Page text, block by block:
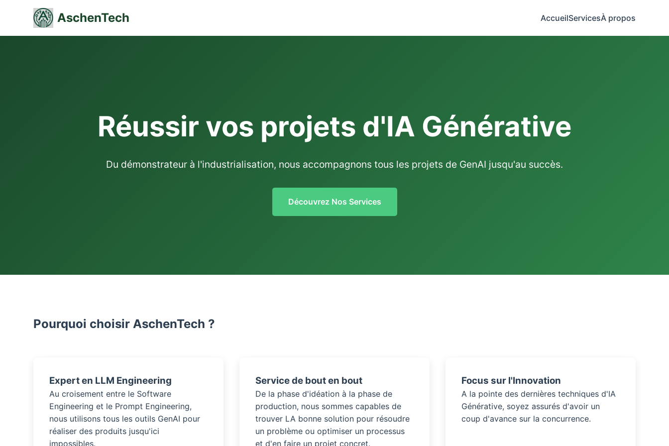
AschenTech AccueilServicesÀ propos
Réussir vos projets d'IA Générative
Du démonstrateur à l'industrialisation, nous accompagnons tous les projets de GenAI jusqu'au succès.
Découvrez Nos Services
Pourquoi choisir AschenTech ?
Expert en LLM Engineering
Au croisement entre le Software
Engineering et le Prompt Engineering,
nous utilisons tous les outils GenAI pour
réaliser des produits jusqu'ici
impossibles.
Service de bout en bout
De la phase d'idéation à la phase de
production, nous sommes capables de
trouver LA bonne solution pour résoudre
un problème ou optimiser un processus
et d'en faire un projet concret.
Focus sur l'Innovation
A la pointe des dernières techniques d'IA
Générative, soyez assurés d'avoir un
coup d'avance sur la concurrence.